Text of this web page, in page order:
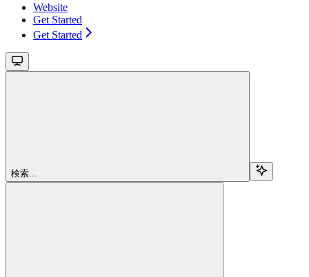
Website
Get Started
Get Started
検索...